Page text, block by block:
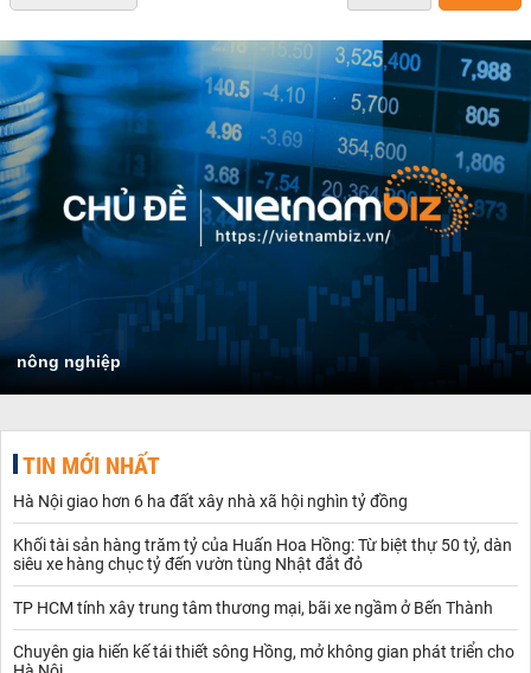
nông nghiệp
TIN MỚI NHẤT
Hà Nội giao hơn 6 ha đất xây nhà xã hội nghìn tỷ đồng
Khối tài sản hàng trăm tỷ của Huấn Hoa Hồng: Từ biệt thự 50 tỷ, dàn
siêu xe hàng chục tỷ đến vườn tùng Nhật đắt đỏ
TP HCM tính xây trung tâm thương mại, bãi xe ngầm ở Bến Thành
Chuyên gia hiến kế tái thiết sông Hồng, mở không gian phát triển cho